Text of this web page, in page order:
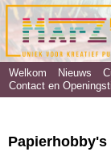
Welkom Nieuws
Contact en
Papierhobby's